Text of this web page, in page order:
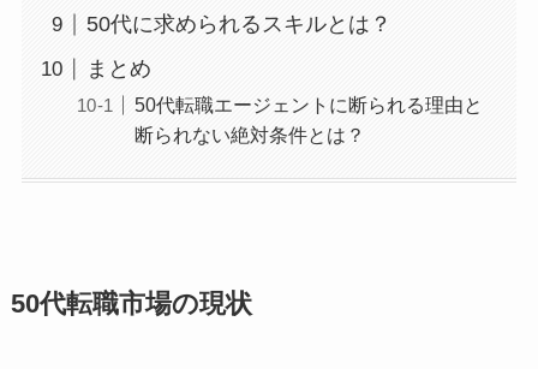
50代に求められるスキルとは？
まとめ
50代転職エージェントに断られる理由と
断られない絶対条件とは？
50代転職市場の現状